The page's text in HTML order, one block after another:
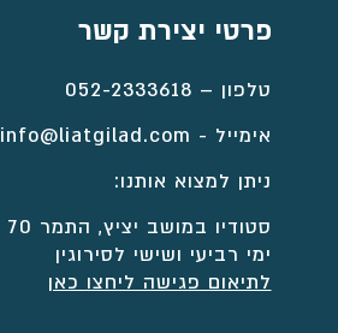
פרטי יצירת קשר
טלפון – 052-2333618
אימייל - info@liatgilad.com
ניתן למצוא אותנו:
סטודיו במושב יציץ, התמר 70
ימי רביעי ושישי לסירוגין
לתיאום פגישה ליחצו כאן